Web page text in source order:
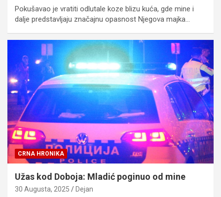
Pokušavao je vratiti odlutale koze blizu kuća, gde mine i
dalje predstavljaju značajnu opasnost Njegova majka…
CRNA HRONIKA
Užas kod Doboja: Mladić poginuo od mine
30 Augusta, 2025 Dejan